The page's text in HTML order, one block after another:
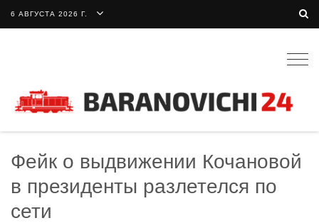
6 АВГУСТА 2026 Г.
Фейк о выдвижении Кочановой
в президенты разлетелся по
сети